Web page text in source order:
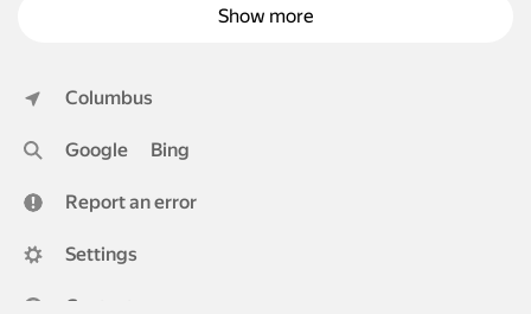
Show more
Columbus
Google Bing
Report an error
Settings
Contacts